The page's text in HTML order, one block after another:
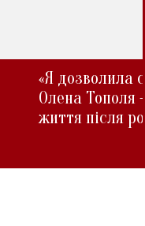
«Я дозволила
Олена Тополя
життя після